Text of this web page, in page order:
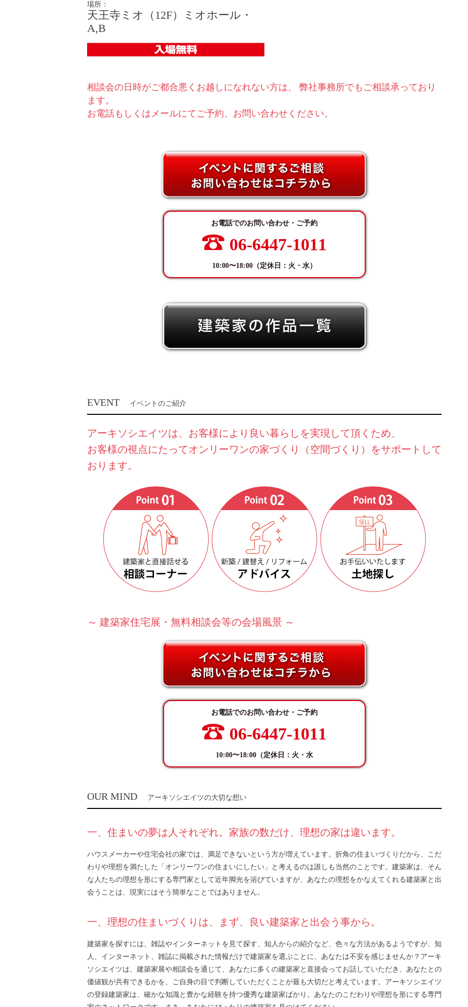
場所：
天王寺ミオ（12F）ミオホール・
A,B
相談会の⽇時がご都合悪くお越しになれない⽅は、 弊社事務所でもご相談承っており
ます。
お電話もしくはメールにてご予約、お問い合わせください。
お電話でのお問い合わせ・ご予約
06-6447-1011
10:00〜18:00（定休日：火・水）
EVENT イベントのご紹介
アーキソシエイツは、お客様により良い暮らしを実現して頂くため、
お客様の視点にたってオンリーワンの家づくり（空間づくり）をサポートして
おります。
～ 建築家住宅展・無料相談会等の会場⾵景 ～
お電話でのお問い合わせ・ご予約
06-6447-1011
10:00〜18:00（定休日：火・水
OUR MIND アーキソシエイツの大切な想い
一、住まいの夢は人それぞれ。家族の数だけ、理想の家は違います。
ハウスメーカーや住宅会社の家では、満足できないという方が増えています。折角の住まいづくりだから、こだ
わりや理想を満たした「オンリーワンの住まいにしたい」と考えるのは誰しも当然のことです。建築家は、そん
な人たちの理想を形にする専門家として近年脚光を浴びていますが、あなたの理想をかなえてくれる建築家と出
会うことは、現実にはそう簡単なことではありません。
一、理想の住まいづくりは、まず、良い建築家と出会う事から。
建築家を探すには、雑誌やインターネットを見て探す、知人からの紹介など、色々な方法があるようですが、知
人、インターネット、雑誌に掲載された情報だけで建築家を選ぶことに、あなたは不安を感じませんか？アーキ
ソシエイツは、建築家展や相談会を通じて、あなたに多くの建築家と直接会ってお話していただき、あなたとの
価値観が共有できるかを、ご自身の目で判断していただくことが最も大切だと考えています。アーキソシエイツ
の登録建築家は、確かな知識と豊かな経験を持つ優秀な建築家ばかり。あなたのこだわりや理想を形にする専門